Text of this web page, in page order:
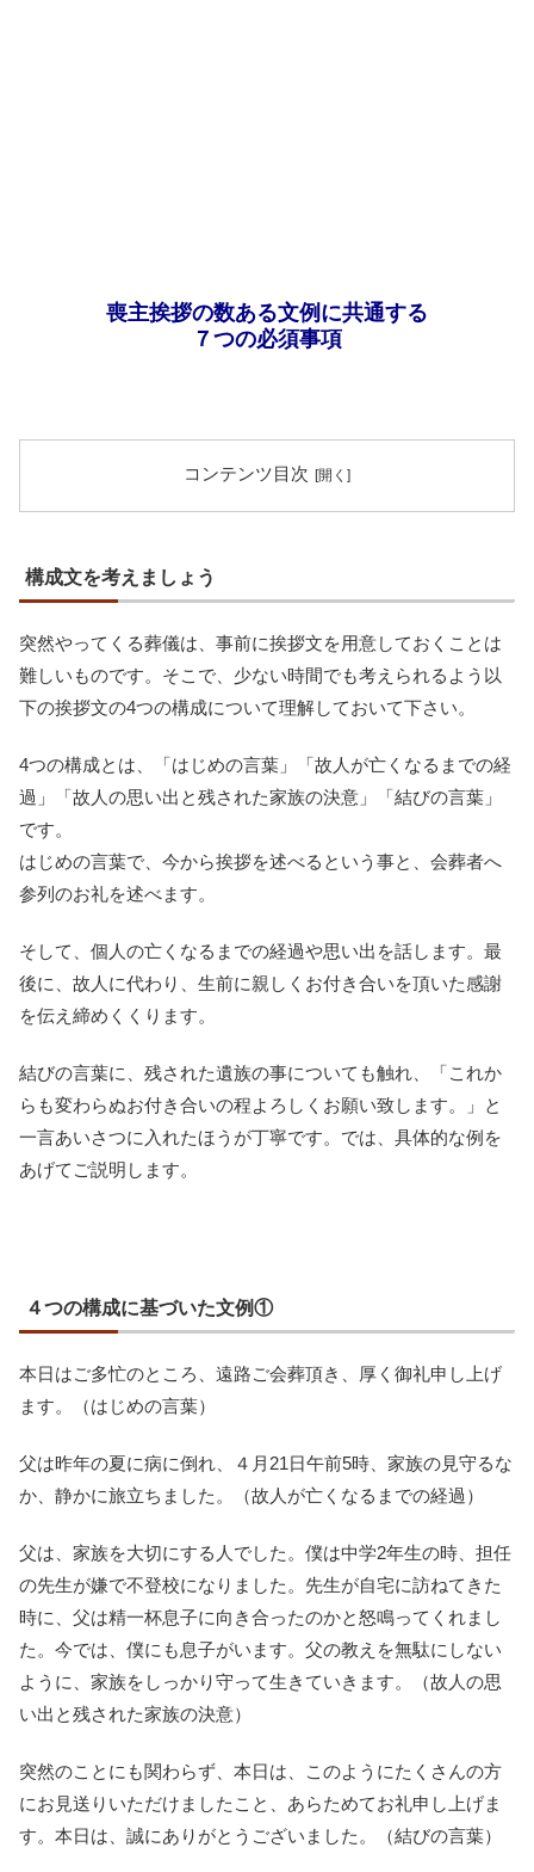
喪主挨拶の数ある文例に共通する
７つの必須事項
コンテンツ目次
構成文を考えましょう
突然やってくる葬儀は、事前に挨拶文を用意しておくことは
難しいものです。そこで、少ない時間でも考えられるよう以
下の挨拶文の4つの構成について理解しておいて下さい。
4つの構成とは、「はじめの言葉」「故人が亡くなるまでの経
過」「故人の思い出と残された家族の決意」「結びの言葉」
です。
はじめの言葉で、今から挨拶を述べるという事と、会葬者へ
参列のお礼を述べます。
そして、個人の亡くなるまでの経過や思い出を話します。最
後に、故人に代わり、生前に親しくお付き合いを頂いた感謝
を伝え締めくくります。
結びの言葉に、残された遺族の事についても触れ、「これか
らも変わらぬお付き合いの程よろしくお願い致します。」と
一言あいさつに入れたほうが丁寧です。では、具体的な例を
あげてご説明します。
４つの構成に基づいた文例①
本日はご多忙のところ、遠路ご会葬頂き、厚く御礼申し上げ
ます。（はじめの言葉）
父は昨年の夏に病に倒れ、４月21日午前5時、家族の見守るな
か、静かに旅立ちました。（故人が亡くなるまでの経過）
父は、家族を大切にする人でした。僕は中学2年生の時、担任
の先生が嫌で不登校になりました。先生が自宅に訪ねてきた
時に、父は精一杯息子に向き合ったのかと怒鳴ってくれまし
た。今では、僕にも息子がいます。父の教えを無駄にしない
ように、家族をしっかり守って生きていきます。（故人の思
い出と残された家族の決意）
突然のことにも関わらず、本日は、このようにたくさんの方
にお見送りいただけましたこと、あらためてお礼申し上げま
す。本日は、誠にありがとうございました。（結びの言葉）